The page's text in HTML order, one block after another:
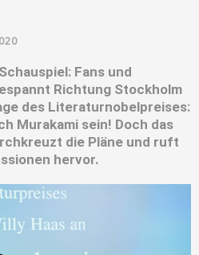
Fans und
Richtung Stockholm
des Literaturnobelpreises:
Murakami sein! Doch das
die Pläne und ruft
hervor.